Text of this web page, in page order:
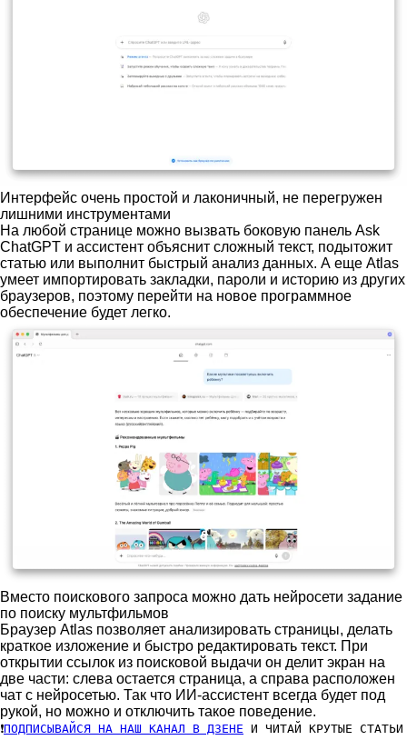
Интерфейс очень простой и лаконичный, не перегружен
лишними инструментами
На любой странице можно вызвать боковую панель Ask
ChatGPT и ассистент объяснит сложный текст, подытожит
статью или выполнит быстрый анализ данных. А еще Atlas
умеет импортировать закладки, пароли и историю из других
браузеров, поэтому перейти на новое программное
обеспечение будет легко.
Вместо поискового запроса можно дать нейросети задание
по поиску мультфильмов
Браузер Atlas позволяет анализировать страницы, делать
краткое изложение и быстро редактировать текст. При
открытии ссылок из поисковой выдачи он делит экран на
две части: слева остается страница, а справа расположен
чат с нейросетью. Так что ИИ-ассистент всегда будет под
рукой, но можно и отключить такое поведение.
❗ПОДПИСЫВАЙСЯ НА НАШ КАНАЛ В ДЗЕНЕ И ЧИТАЙ КРУТЫЕ СТАТЬИ